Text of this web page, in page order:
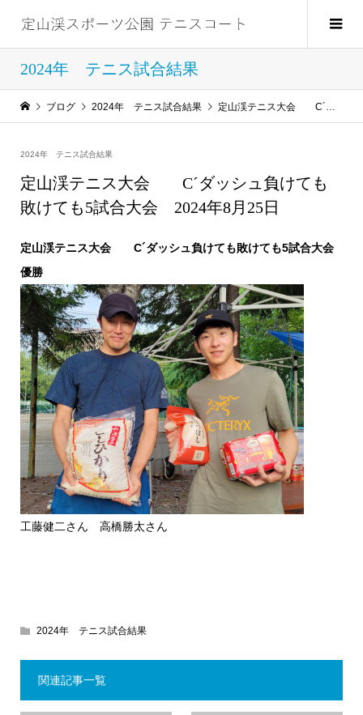
2024年 テニス試合結果
ブログ 2024年 テニス試合結果 定山渓テニス大会 C´ダッシュ負けても敗けても5試合大会 2024年8月25日
2024年 テニス試合結果
定山渓テニス大会 C´ダッシュ負けても
敗けても5試合大会 2024年8月25日
定山渓テニス大会 C´ダッシュ負けても敗けても5試合大会
優勝
工藤健二さん 高橋勝太さん
2024年 テニス試合結果
関連記事一覧